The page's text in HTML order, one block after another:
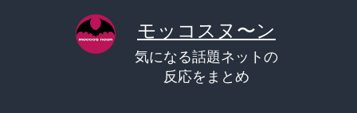
モッコスヌ〜ン
気になる話題ネットの
反応をまとめ